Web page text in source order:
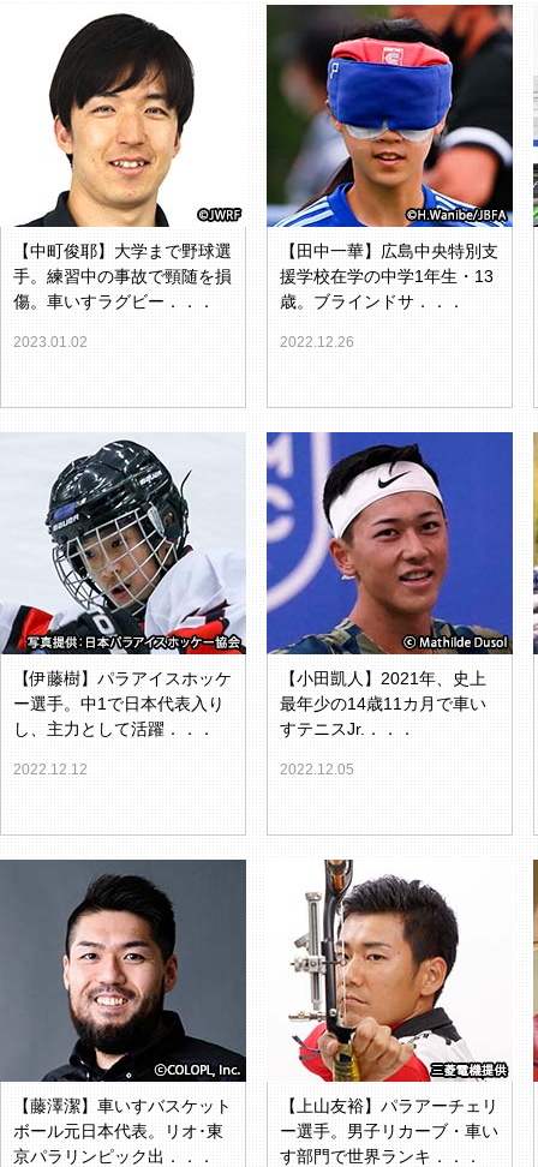
【中町俊耶】大学まで野球選
手。練習中の事故で頸随を損
傷。車いすラグビー．．．
2023.01.02
【田中一華】広島中央特別支
援学校在学の中学1年生・13
歳。ブラインドサ．．．
2022.12.26
【伊藤樹】パラアイスホッケ
ー選手。中1で日本代表入り
し、主力として活躍．．．
2022.12.12
【小田凱人】2021年、史上
最年少の14歳11カ月で車い
すテニスJr.．．．
2022.12.05
【藤澤潔】車いすバスケット
ボール元日本代表。リオ･東
京パラリンピック出．．．
【上山友裕】パラアーチェリ
ー選手。男子リカーブ・車い
す部門で世界ランキ．．．